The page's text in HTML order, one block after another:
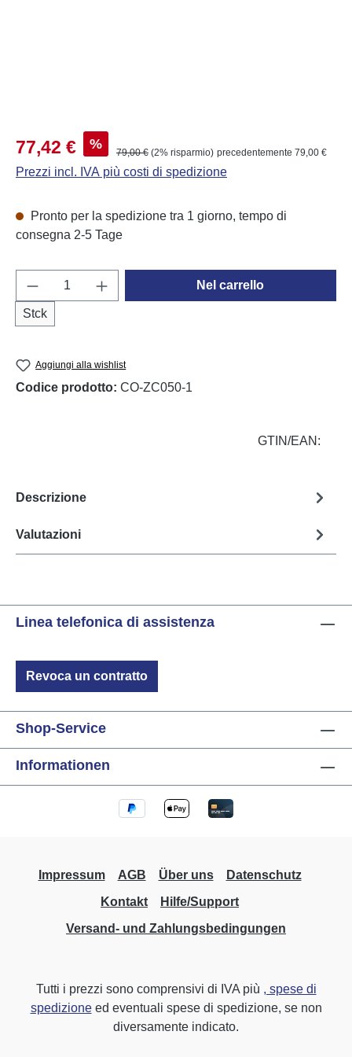
Prezzo di vendita:
77,42 € % Prezzo normale:
79,00 € (2% risparmio) precedentemente 79,00 €
Prezzi incl. IVA più costi di spedizione
Pronto per la spedizione tra 1 giorno, tempo di
consegna 2-5 Tage
Quantità del prodotto: inserisci la quantità
Stck
Nel carrello
Aggiungi alla wishlist
Codice prodotto: CO-ZC050-1
GTIN/EAN:
Descrizione
Valutazioni
Linea telefonica di assistenza
Revoca un contratto
Shop-Service
Informationen
Impressum AGB Über uns
Datenschutz
Kontakt
Hilfe/Support
Versand- und Zahlungsbedingungen
Tutti i prezzi sono comprensivi di IVA più , spese di
spedizioneed eventuali spese di spedizione, se non
diversamente indicato.